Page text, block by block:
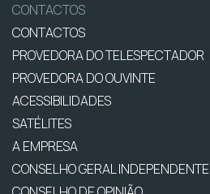
CONTACTOS
CONTACTOS
PROVEDORA DO TELESPECTADOR
PROVEDORA DO OUVINTE
ACESSIBILIDADES
SATÉLITES
A EMPRESA
CONSELHO GERAL INDEPENDENTE